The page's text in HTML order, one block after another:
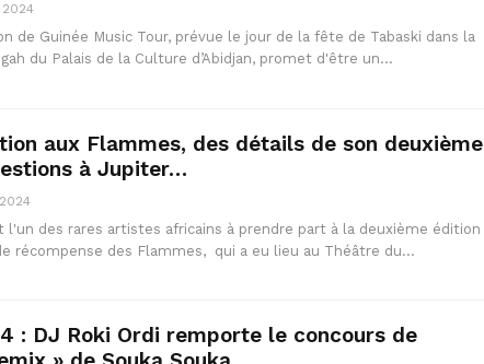
2024
de Guinée Music Tour, prévue le jour de la fête de Tabaski dans la
du Palais de la Culture d’Abidjan, promet d'être un…
aux Flammes, des détails de son deuxième
à Jupiter…
l'un des rares artistes africains à prendre part à la deuxième édition
récompense des Flammes, qui a eu lieu au Théâtre du…
: DJ Roki Ordi remporte le concours de